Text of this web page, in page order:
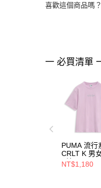
喜歡這個商品嗎
一 必買清單
PUMA 流行
CRLT K 男
T恤
NT$1,180